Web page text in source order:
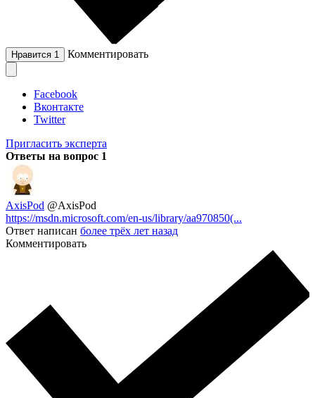
Нравится 1 Комментировать
Facebook
Вконтакте
Twitter
Пригласить эксперта
Ответы на вопрос 1
AxisPod @AxisPod
https://msdn.microsoft.com/en-us/library/aa970850(...
Ответ написан более трёх лет назад
Комментировать